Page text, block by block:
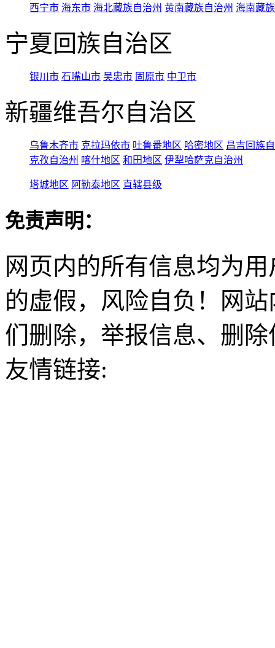
西宁市 海东市 海北藏族自治州 黄南藏族自治州 海南藏
宁夏回族自治区
银川市 石嘴山市 吴忠市 固原市 中卫市
新疆维吾尔自治区
乌鲁木齐市 克拉玛依市 吐鲁番地区 哈密地区 昌吉回族
克孜自治州 喀什地区 和田地区 伊犁哈萨克自治州
塔城地区 阿勒泰地区 直辖县级
免责声明：
网页内的所有信息均为
的虚假，风险自负！网
们删除，举报信息、删
友情链接: